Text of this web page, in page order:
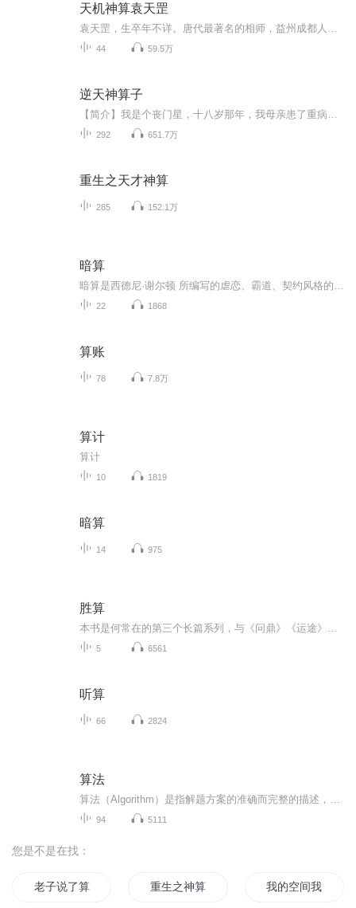
天机神算袁天罡
44 59.5万
逆天神算子
292 651.7万
重生之天才神算
285 152.1万
暗算
22 1868
算账
78 7.8万
算计
算计
10 1819
暗算
14 975
胜算
5 6561
听算
66 2824
算法
94 5111
您是不是在找：
老子说了算 重生之神算天下 我的空间我说了算